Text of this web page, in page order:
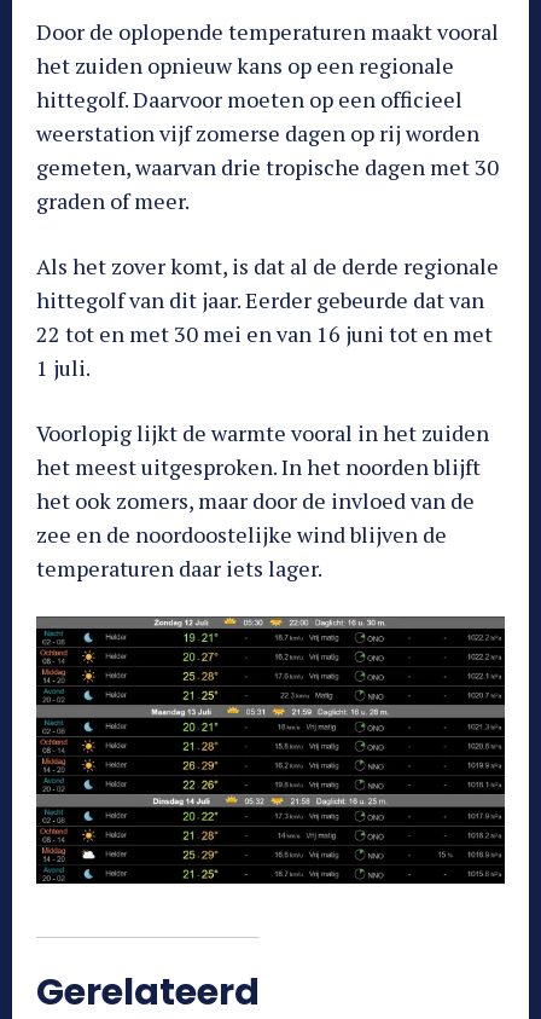
Door de oplopende temperaturen maakt vooral
het zuiden opnieuw kans op een regionale
hittegolf. Daarvoor moeten op een officieel
weerstation vijf zomerse dagen op rij worden
gemeten, waarvan drie tropische dagen met 30
graden of meer.
Als het zover komt, is dat al de derde regionale
hittegolf van dit jaar. Eerder gebeurde dat van
22 tot en met 30 mei en van 16 juni tot en met
1 juli.
Voorlopig lijkt de warmte vooral in het zuiden
het meest uitgesproken. In het noorden blijft
het ook zomers, maar door de invloed van de
zee en de noordoostelijke wind blijven de
temperaturen daar iets lager.
Gerelateerd